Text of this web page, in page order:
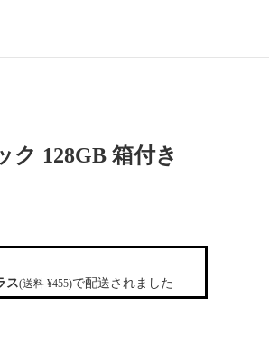
ク 128GB 箱付き
ス(送料 ¥455)で配送されました